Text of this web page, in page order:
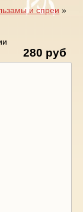
и спреи »
280 руб